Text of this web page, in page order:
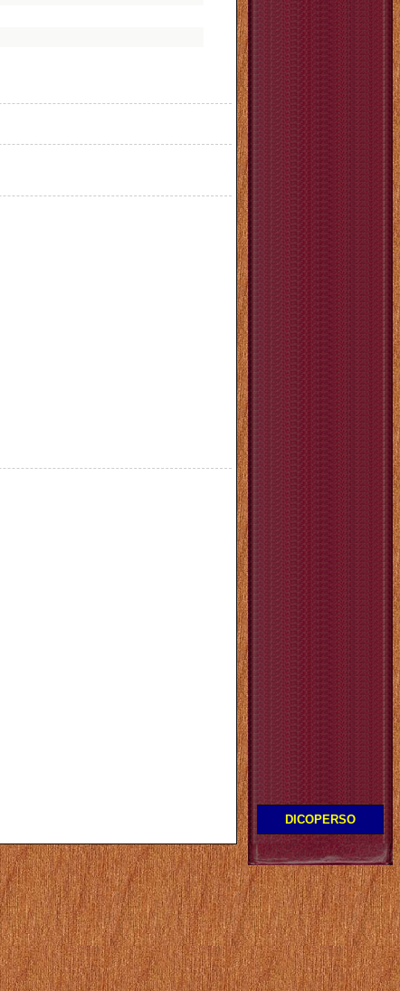
DICOPERSO